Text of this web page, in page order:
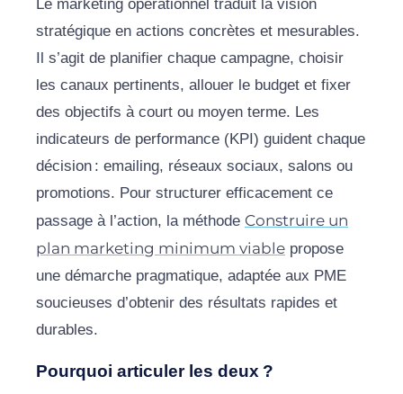
Le marketing opérationnel traduit la vision
stratégique en actions concrètes et mesurables.
Il s’agit de planifier chaque campagne, choisir
les canaux pertinents, allouer le budget et fixer
des objectifs à court ou moyen terme. Les
indicateurs de performance (KPI) guident chaque
décision : emailing, réseaux sociaux, salons ou
promotions. Pour structurer efficacement ce
passage à l’action, la méthode Construire un
plan marketing minimum viable propose
une démarche pragmatique, adaptée aux PME
soucieuses d’obtenir des résultats rapides et
durables.
Pourquoi articuler les deux ?